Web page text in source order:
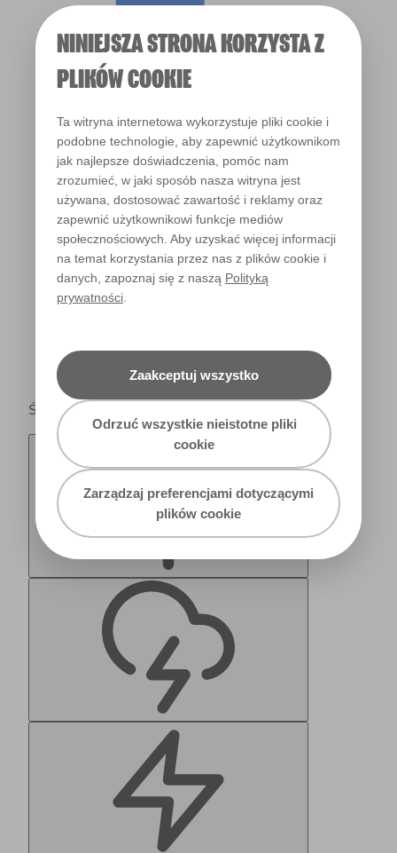
NINIEJSZA STRONA KORZYSTA Z
PLIKÓW COOKIE
Ta witryna internetowa wykorzystuje pliki cookie i
podobne technologie, aby zapewnić użytkownikom
jak najlepsze doświadczenia, pomóc nam
zrozumieć, w jaki sposób nasza witryna jest
używana, dostosować zawartość i reklamy oraz
zapewnić użytkownikowi funkcje mediów
społecznościowych. Aby uzyskać więcej informacji
na temat korzystania przez nas z plików cookie i
danych, zapoznaj się z naszą Polityką
prywatności
Zaakceptuj wszystko
Odrzuć wszystkie nieistotne pliki
cookie
Zarządzaj preferencjami dotyczącymi
plików cookie
Światło dzienne